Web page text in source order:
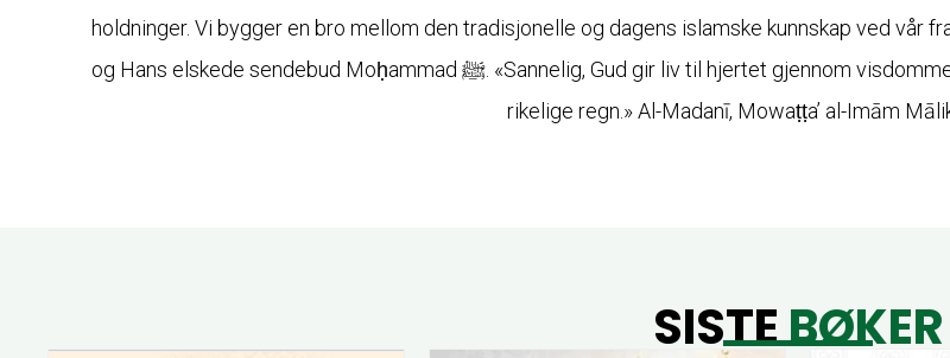
holdninger. Vi bygger en bro mellom den tradisjonelle og dagens islamske kunnskap ved vår
og Hans elskede sendebud Moḥammad ﷺ. «Sannelig, Gud gir liv til hjertet gjennom visdommens lys, slik som Han gir liv til den døde jorden ved himmelens
rikelige regn.» Al-Madanī, Mowaṭṭa’ al-Imām
SISTEBØKER